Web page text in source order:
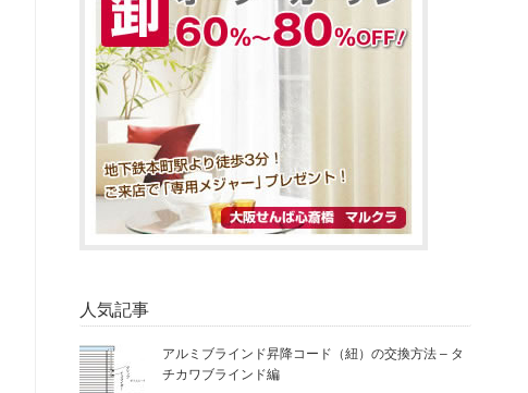
人気記事
アルミブラインド昇降コード（紐）の交換方法 – タ
チカワブラインド編